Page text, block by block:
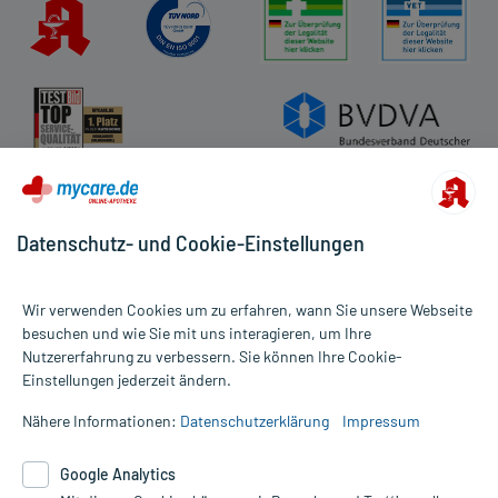
Impressum
Datenschutz
Cookie-Einstellungen
Rückgabe/Widerruf
Alle Preise gelten inkl. MwSt., ggf. zzgl. Versandkosten
Informationen auf dieser Website werden ausschließlich für
die Untersuchung und Behandlung durch einen Arzt. Bitte
Therapien eingeleitet werden können. | Diese Webseite benutzt
Datenschutz- und Cookie-Einstellungen
Wir verwenden Cookies um zu erfahren, wann Sie unsere Webseite
besuchen und wie Sie mit uns interagieren, um Ihre
Nutzererfahrung zu verbessern. Sie können Ihre Cookie-
Einstellungen jederzeit ändern.
Nähere Informationen: Datenschutzerklärung Impressum
Google Analytics